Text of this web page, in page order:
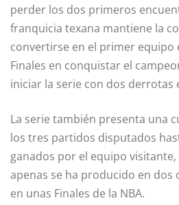
perder los dos primeros
franquicia texana mantiene la
convertirse en el primer equipo
Finales en conquistar el
iniciar la serie con dos derrotas
La serie también presenta una
los tres partidos disputados
ganados por el equipo
apenas se ha producido en dos
en unas Finales de la NBA.